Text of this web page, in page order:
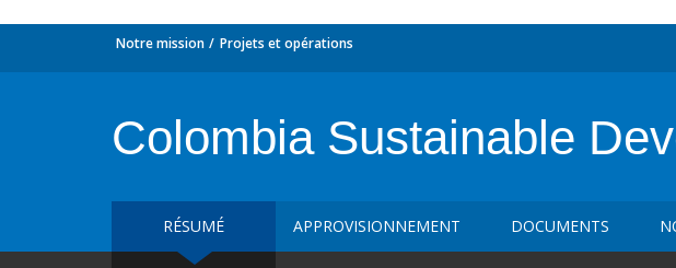
Notre mission Projets et opérations
Colombia Sustainable
RÉSUMÉ APPROVISIONNEMENT DOCUMENTS